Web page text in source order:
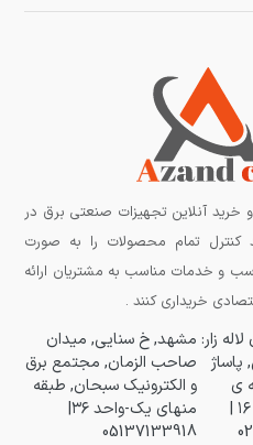
آنلاین تجهیزات صنعتی برق در
کنترل تمام محصولات را به صورت
و خدمات مناسب به مشتریان ارائه
خریداری کنند .
زار:
پاساژ
ی
مشهد, خ سنایی, میدان
صاحب الزمان, مجتمع برق
و الکترونیک سبحان, طبقه
منهای یک-واحد ۳۶|
05137133918